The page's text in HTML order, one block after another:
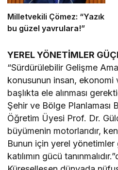
Milletvekili Çömez: “Yazık
bu güzel yavrulara!”
YEREL YÖNETİMLER
“Sürdürülebilir Gelişme
konusunun insan,
başlıkta ele alınması
Şehir ve Bölge Planlaması
Öğretim Üyesi Prof. Dr.
büyümenin motorlarıdır,
Bunun için yerel
katılımın gücü